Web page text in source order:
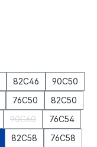
82C46
90C50
76C50
82C50
90C60
76C54
82C58
76C58